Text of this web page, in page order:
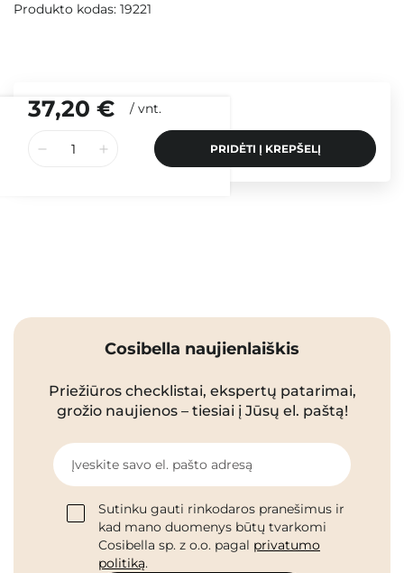
37,20 € / vnt.
PRIDĖTI Į KREPŠELĮ
Produkto kodas: 19221
Cosibella naujienlaiškis
Priežiūros checklistai, ekspertų patarimai,
grožio naujienos – tiesiai į Jūsų el. paštą!
Įveskite savo el. pašto adresą
Sutinku gauti rinkodaros pranešimus ir
kad mano duomenys būtų tvarkomi
Cosibella sp. z o.o. pagal privatumo
politiką.